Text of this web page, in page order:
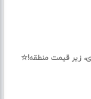
زیر قیمت منطقه!☆